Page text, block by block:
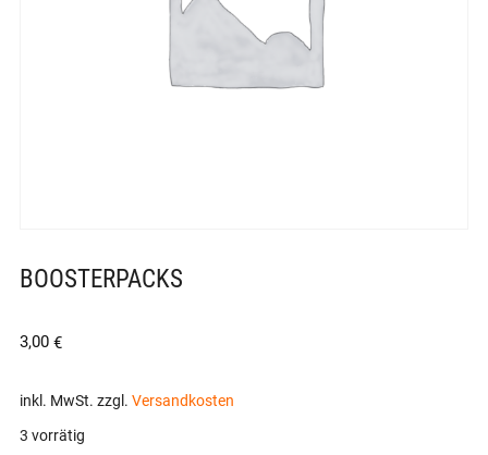
BOOSTERPACKS
3,00 €
inkl. MwSt. zzgl. Versandkosten
3 vorrätig